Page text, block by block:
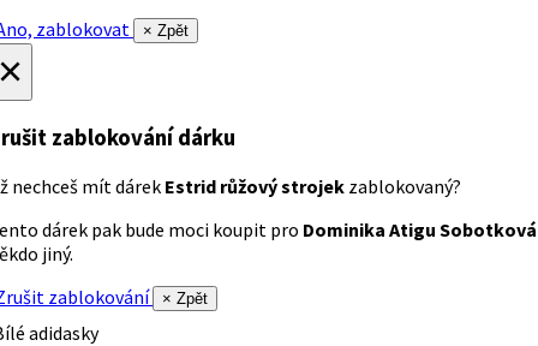
zablokovat
× Zpět
zablokování dárku
nechceš mít dárek Estrid růžový strojek zablokovaný?
dárek pak bude moci koupit pro Dominika Atigu Sobotková
jiný.
zablokování
× Zpět